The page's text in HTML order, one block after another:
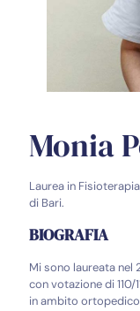
Monia
Laurea in
di Bari.
BIOGRAFIA
Mi sono laureata nel
con votazione di
in ambito